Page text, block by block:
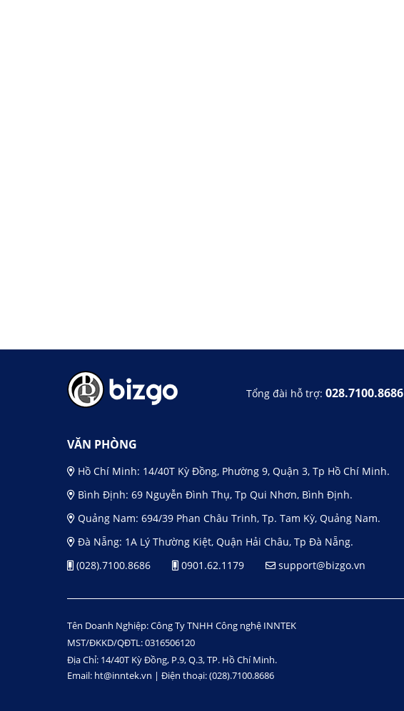
Tổng đài hỗ trợ:028.7100.8686
VĂN PHÒNG
Hồ Chí Minh: 14/40T Kỳ Đồng, Phường 9, Quận 3, Tp Hồ Chí Minh.
Bình Định: 69 Nguyễn Đình Thụ, Tp Qui Nhơn, Bình Định.
Quảng Nam: 694/39 Phan Châu Trinh, Tp. Tam Kỳ, Quảng Nam.
Đà Nẵng: 1A Lý Thường Kiệt, Quận Hải Châu, Tp Đà Nẵng.
(028).7100.8686
0901.62.1179 support@bizgo.vn
Tên Doanh Nghiệp: Công Ty TNHH Công nghệ INNTEK
MST/ĐKKD/QĐTL: 0316506120
Địa Chỉ: 14/40T Kỳ Đồng, P.9, Q.3, TP. Hồ Chí Minh.
Email: ht@inntek.vn | Điện thoại: (028).7100.8686